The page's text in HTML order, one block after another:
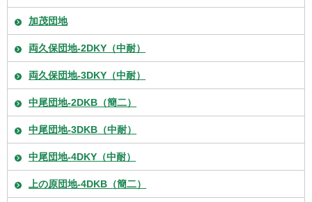
加茂団地
両久保団地-2DKY（中耐）
両久保団地-3DKY（中耐）
中尾団地-2DKB（簡二）
中尾団地-3DKB（中耐）
中尾団地-4DKY（中耐）
上の原団地-4DKB（簡二）